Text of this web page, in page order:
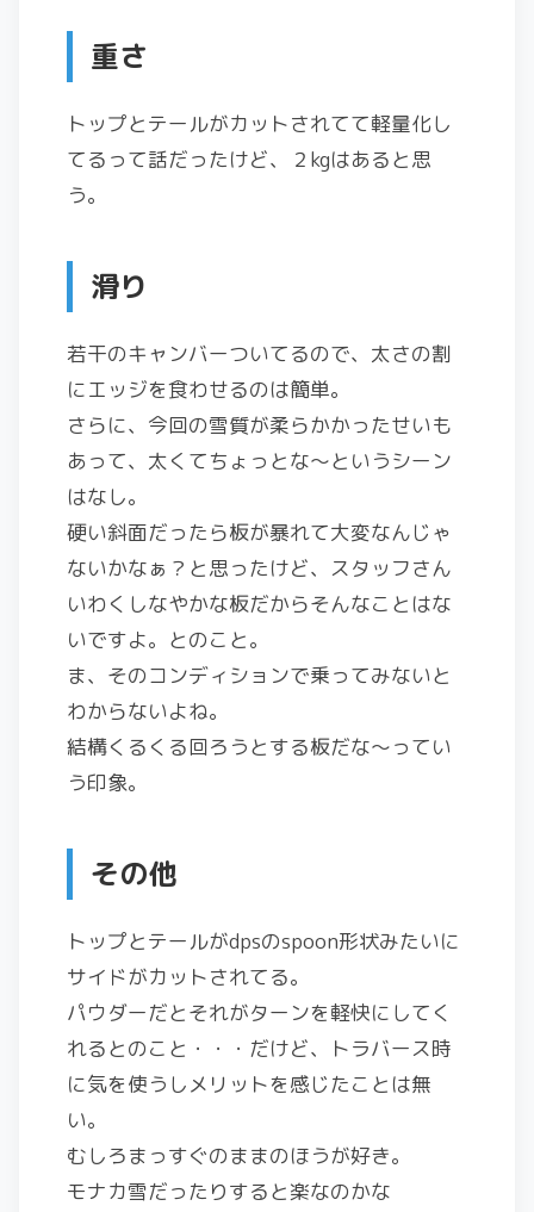
重さ
トップとテールがカットされてて軽量化し
てるって話だったけど、２kgはあると思
う。
滑り
若干のキャンバーついてるので、太さの割
にエッジを食わせるのは簡単。
さらに、今回の雪質が柔らかかったせいも
あって、太くてちょっとな〜というシーン
はなし。
硬い斜面だったら板が暴れて大変なんじゃ
ないかなぁ？と思ったけど、スタッフさん
いわくしなやかな板だからそんなことはな
いですよ。とのこと。
ま、そのコンディションで乗ってみないと
わからないよね。
結構くるくる回ろうとする板だな〜ってい
う印象。
その他
トップとテールがdpsのspoon形状みたいに
サイドがカットされてる。
パウダーだとそれがターンを軽快にしてく
れるとのこと・・・だけど、トラバース時
に気を使うしメリットを感じたことは無
い。
むしろまっすぐのままのほうが好き。
モナカ雪だったりすると楽なのかな